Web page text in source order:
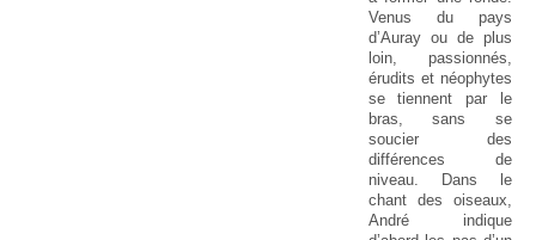
Venus du pays
d’Auray ou de plus
loin, passionnés,
érudits et néophytes
se tiennent par le
bras, sans se
soucier des
différences de
niveau. Dans le
chant des oiseaux,
André indique